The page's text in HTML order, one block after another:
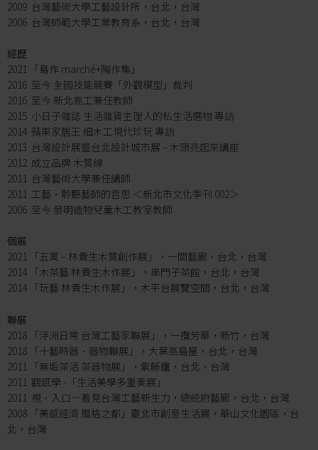
2009 台灣藝術大學工藝設計所，台北，台灣
2006 台灣師範大學工業教育系，台北，台灣
經歷
2021 「島作 marché+陶作集」
2016 至今 全國技能競賽「外觀模型」裁判
2016 至今 新北高工兼任教師
2015 小日子雜誌 生活雜貨主理人的私生活選物 專訪
2014 蘋果家居王 細木工現代珍玩 專訪
2013 台灣設計展暨台北設計城市展 – 木頭亮起來講座
2012 成立品牌 木質線
2011 台灣藝術大學兼任講師
2011 工藝，聆聽藝師的哲思 ＜新北市文化季刊 002＞
2006 至今 發明造物兒童木工教室教師
個展
2021 「五寓 – 林貴生木質創作展」，一間藝廊，台北，台灣
2014 「木茶藝 林貴生木作展」，串門子茶館，台北，台灣
2014 「玩藝 林貴生木作展」，木平台展覽空間，台北，台灣
聯展
2018 「浮洲日常 台灣工藝家聯展」，一攬芳華，新竹，台灣
2018 「十藝時器．器物聯展」，大葉高島屋，台北，台灣
2011 「無垢茶活 茶器物展」，紫藤廬，台北，台灣
2011 觀感學 -「生活美學多重奏展」
2011 視．入口－看見台灣工藝新生力，總統府藝廊，台北，台灣
2008 「美感經濟 風格之都」臺北市創意生活展，華山文化園區，台
北，台灣